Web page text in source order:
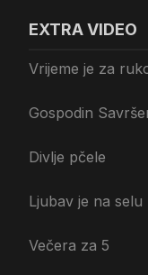
EXTRA VIDEO
Vrijeme je za
Gospodin
Divlje pčele
Ljubav je na selu
Večera za 5